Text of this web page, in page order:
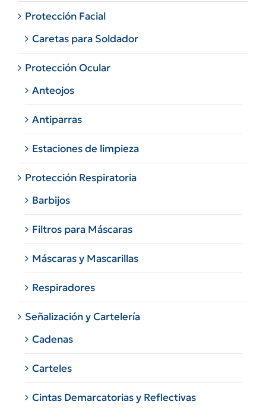
Protección Facial
Caretas para Soldador
Protección Ocular
Anteojos
Antiparras
Estaciones de limpieza
Protección Respiratoria
Barbijos
Filtros para Máscaras
Máscaras y Mascarillas
Respiradores
Señalización y Cartelería
Cadenas
Carteles
Cintas Demarcatorias y Reflectivas